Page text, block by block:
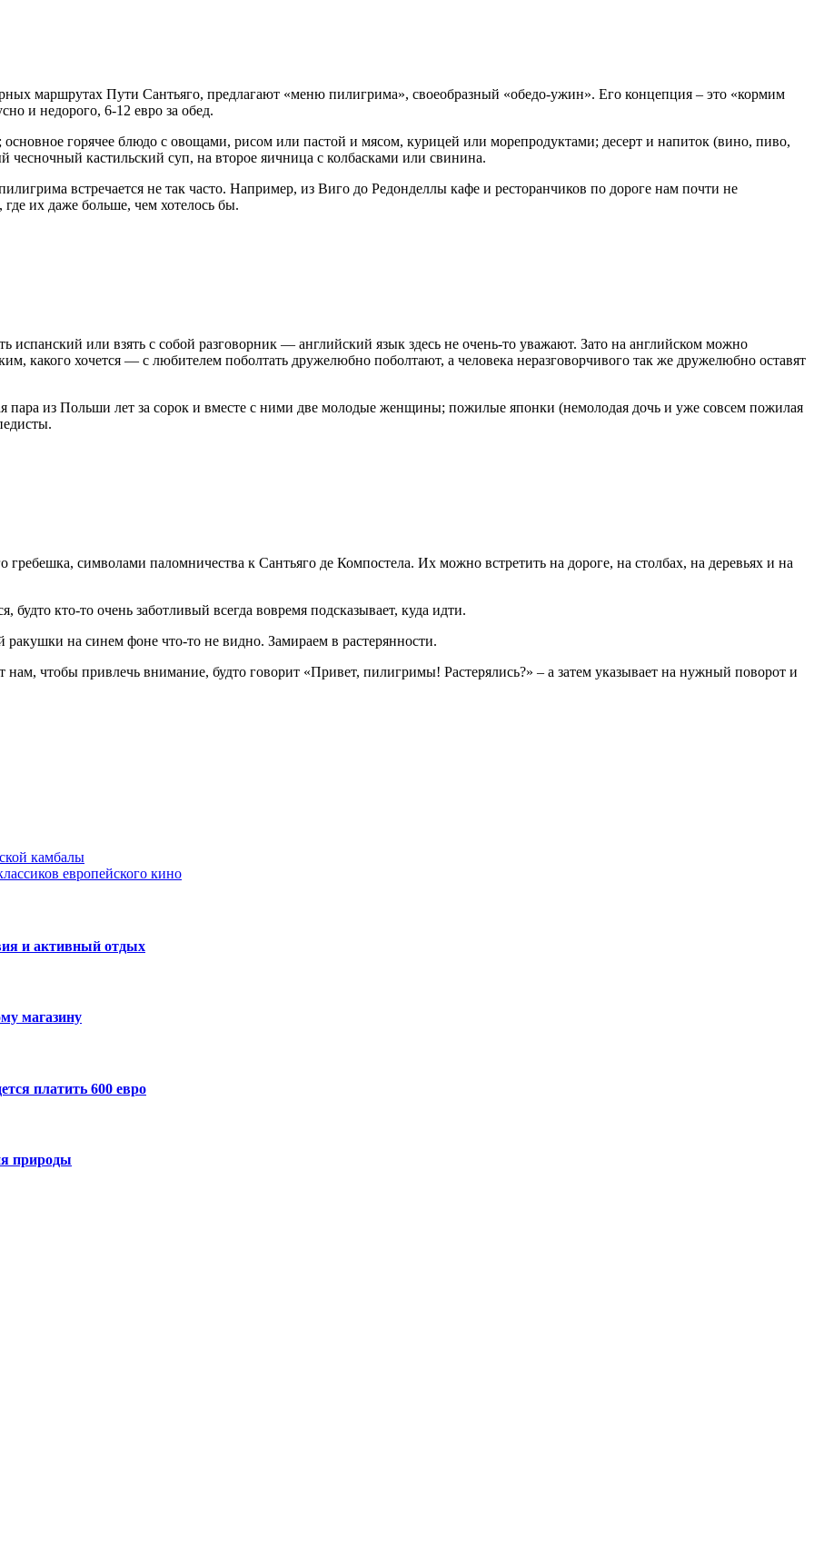
маршрутах Пути Сантьяго, предлагают «меню пилигрима», своеобразный «обедо-ужин». Его концепция – это «кормим
и недорого, 6-12 евро за обед.
горячее блюдо с овощами, рисом или пастой и мясом, курицей или морепродуктами; десерт и напиток (вино, пиво,
кастильский суп, на второе яичница с колбасками или свинина.
встречается не так часто. Например, из Виго до Редонделлы кафе и ресторанчиков по дороге нам почти не
их даже больше, чем хотелось бы.
испанский или взять с собой разговорник — английский язык здесь не очень-то уважают. Зато на английском можно
какого хочется — с любителем поболтать дружелюбно поболтают, а человека неразговорчивого так же дружелюбно оставят
пара из Польши лет за сорок и вместе с ними две молодые женщины; пожилые японки (немолодая дочь и уже совсем пожилая
символами паломничества к Сантьяго де Компостела. Их можно встретить на дороге, на столбах, на деревьях и на
кто-то очень заботливый всегда вовремя подсказывает, куда идти.
на синем фоне что-то не видно. Замираем в растерянности.
чтобы привлечь внимание, будто говорит «Привет, пилигримы! Растерялись?» – а затем указывает на нужный поворот и
камбалы
европейского кино
и активный отдых
магазину
платить 600 евро
природы